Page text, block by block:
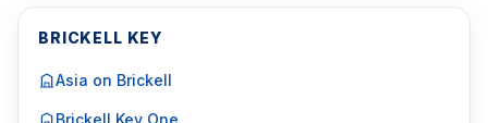
BRICKELL KEY
Asia on Brickell
Brickell Key One